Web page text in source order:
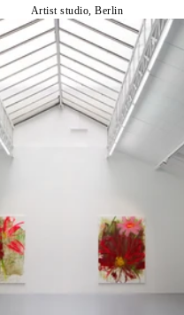
Artist studio, Berlin